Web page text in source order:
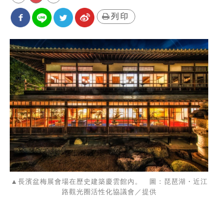
列印
▲長濱盆梅展會場在歷史建築慶雲館內。 圖：琵琶湖・近江
路觀光圈活性化協議會／提供